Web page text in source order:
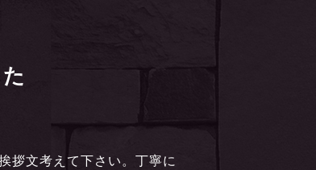
拶文考えて下さい。丁寧に